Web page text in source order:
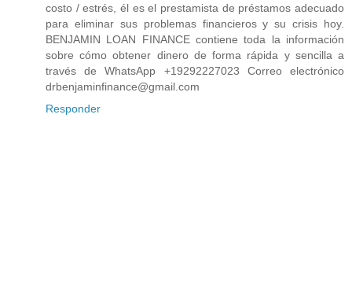
costo / estrés, él es el prestamista de préstamos adecuado
para eliminar sus problemas financieros y su crisis hoy.
BENJAMIN LOAN FINANCE contiene toda la información
sobre cómo obtener dinero de forma rápida y sencilla a
través de WhatsApp +19292227023 Correo electrónico
drbenjaminfinance@gmail.com
Responder